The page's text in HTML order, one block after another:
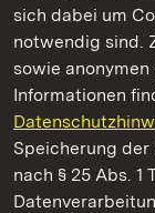
sich dabei um
notwendig sind.
sowie
Informationen
Speicherung
nach § 25 Abs. 1
Staatliche
Staatliche